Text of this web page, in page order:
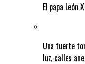
El papa León
Una fuerte
luz, calles